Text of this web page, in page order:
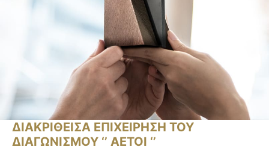
ΔΙΑΚΡΙΘΕΙΣΑ ΕΠΙΧΕΙΡΗΣΗ ΤΟΥ
ΔΙΑΓΩΝΙΣΜΟΥ ‘’ ΑΕΤΟΙ ‘’